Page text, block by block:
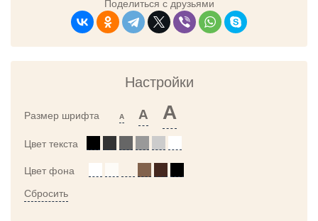
Поделиться с друзьями
Настройки
Размер шрифта A A A
Цвет текста
Цвет фона
Сбросить